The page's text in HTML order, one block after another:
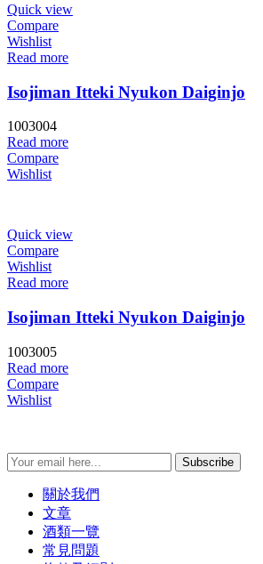
Quick view
Compare
Wishlist
Read more
Isojiman Itteki Nyukon Daiginjo
1003004
Read more
Compare
Wishlist
Quick view
Compare
Wishlist
Read more
Isojiman Itteki Nyukon Daiginjo
1003005
Read more
Compare
Wishlist
Subscribe
關於我們
文章
酒類一覽
常見問題